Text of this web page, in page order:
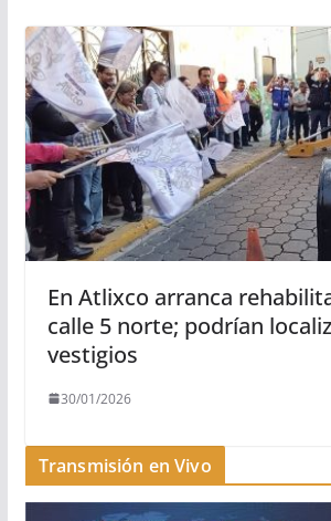
En Atlixco arranca
calle 5 norte; podrían
vestigios
30/01/2026
Transmisión en Vivo